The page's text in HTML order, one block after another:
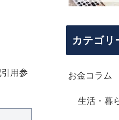
引用参
カテゴリ
お金コラム
生活・暮